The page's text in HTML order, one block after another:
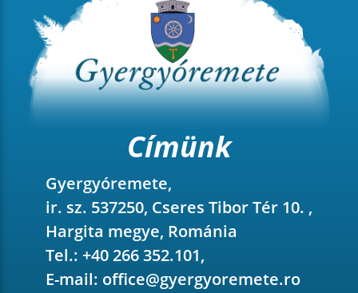
Címünk
Gyergyóremete,
ir. sz. 537250, Cseres Tibor Tér 10. ,
Hargita megye, Románia
Tel.: +40 266 352.101,
E-mail: office@gyergyoremete.ro